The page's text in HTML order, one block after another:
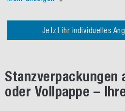
Jetzt ihr individuelles
Stanzverpackungen
oder Vollpappe –